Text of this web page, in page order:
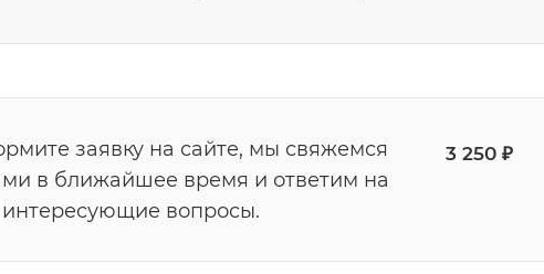
заявку на сайте, мы свяжемся
в ближайшее время и ответим на
интересующие вопросы.
3 250 ₽